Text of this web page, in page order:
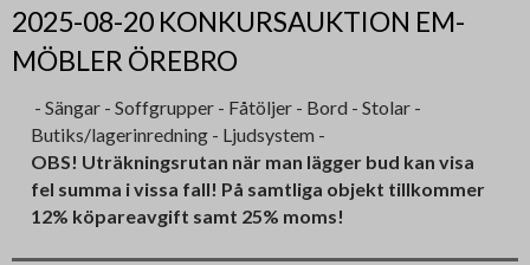
2025-08-20 KONKURSAUKTION EM-
MÖBLER ÖREBRO
- Sängar - Soffgrupper - Fåtöljer - Bord - Stolar -
Butiks/lagerinredning - Ljudsystem -
OBS! Uträkningsrutan när man lägger bud kan visa
fel summa i vissa fall! På samtliga objekt tillkommer
12% köpareavgift samt 25% moms!